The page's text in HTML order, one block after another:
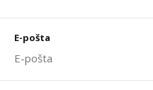
E-pošta